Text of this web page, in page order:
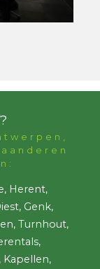
Herent,
Genk,
Turnhout,
Kapellen,